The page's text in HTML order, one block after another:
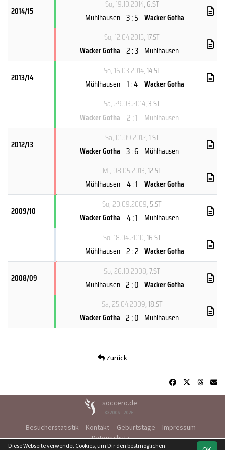
2014/15
So, 19.10.2014, 6.ST
Mühlhausen 3 : 5 Wacker Gotha
So, 12.04.2015, 17.ST
Wacker Gotha 2 : 3 Mühlhausen
2013/14
So, 16.03.2014, 14.ST
Mühlhausen 1 : 4 Wacker Gotha
Sa, 29.03.2014, 3.ST
Wacker Gotha 2 : 1 Mühlhausen
2012/13
Sa, 01.09.2012, 1.ST
Wacker Gotha 3 : 6 Mühlhausen
Mi, 08.05.2013, 12.ST
Mühlhausen 4 : 1 Wacker Gotha
2009/10
So, 20.09.2009, 5.ST
Wacker Gotha 4 : 1 Mühlhausen
So, 18.04.2010, 16.ST
Mühlhausen 2 : 2 Wacker Gotha
2008/09
So, 26.10.2008, 7.ST
Mühlhausen 2 : 0 Wacker Gotha
Sa, 25.04.2009, 18.ST
Wacker Gotha 2 : 0 Mühlhausen
Zurück
soccero.de
© 2006 - 2026
Besucherstatistik Kontakt Geburtstage
Impressum
Datenschutz
Diese Webseite verwendet Cookies, um Dir den bestmöglichen